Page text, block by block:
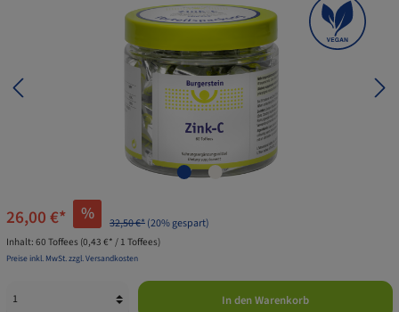
26,00 €* % 32,50 €*(20% gespart)
Inhalt: 60 Toffees (0,43 €* / 1 Toffees)
Preise inkl. MwSt. zzgl. Versandkosten
In den Warenkorb